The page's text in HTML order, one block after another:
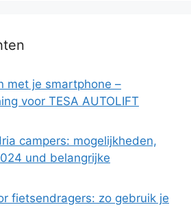
met je smartphone –
voor TESA AUTOLIFT
campers: mogelijkheden,
und belangrijke
fietsendragers: zo gebruik je